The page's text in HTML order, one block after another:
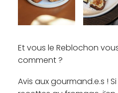
Et vous le Reblochon
comment ?
Avis aux gourmand.e.s !